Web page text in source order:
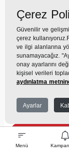
Menü
DO 9266 CI
Doğrayıcı
562 TLx 9 Taksit
Ekstra İndirim %12
Çerez
Güvenilir ve
çerez
ve ilgi alanlarına
sunamayacağız.
onay ayarlarını
kişisel verileri
aydınlatma
Ayarlar